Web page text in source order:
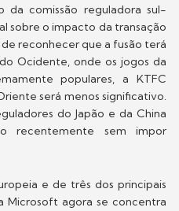
da comissão reguladora sul-
sobre o impacto da transação
reconhecer que a fusão terá
Ocidente, onde os jogos da
populares, a KTFC
será menos significativo.
do Japão e da China
recentemente sem impor
e de três dos principais
Microsoft agora se concentra